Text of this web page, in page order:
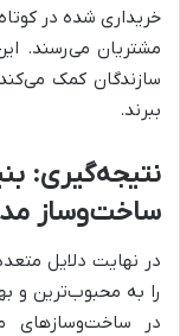
خریداری شده در
مشتریان می‌رسند.
سازندگان کمک
ببرند.
نتیجه‌گیری:
ساخت‌وساز
در نهایت دلایل
را به محبوب‌ترین و
در